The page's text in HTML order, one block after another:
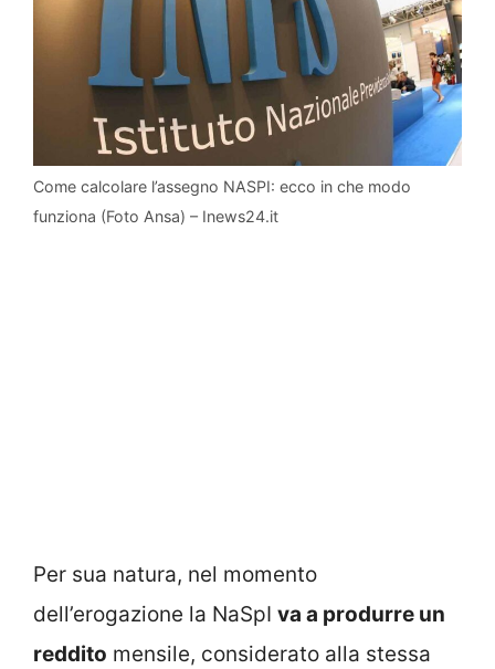
Come calcolare l’assegno NASPI: ecco in che modo
funziona (Foto Ansa) – Inews24.it
Per sua natura, nel momento
dell’erogazione la NaSpI va a produrre un
reddito mensile, considerato alla stessa